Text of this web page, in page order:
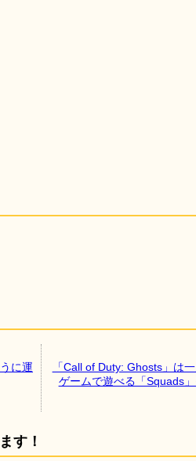
に運
「Call of Duty: Ghosts」は
ゲームで遊べる「Squads
す！